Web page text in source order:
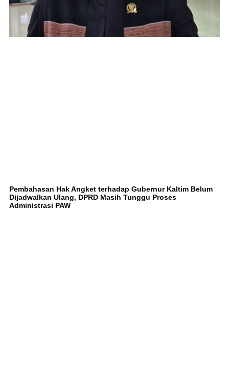
Pembahasan Hak Angket terhadap Gubernur Kaltim Belum
Dijadwalkan Ulang, DPRD Masih Tunggu Proses
Administrasi PAW